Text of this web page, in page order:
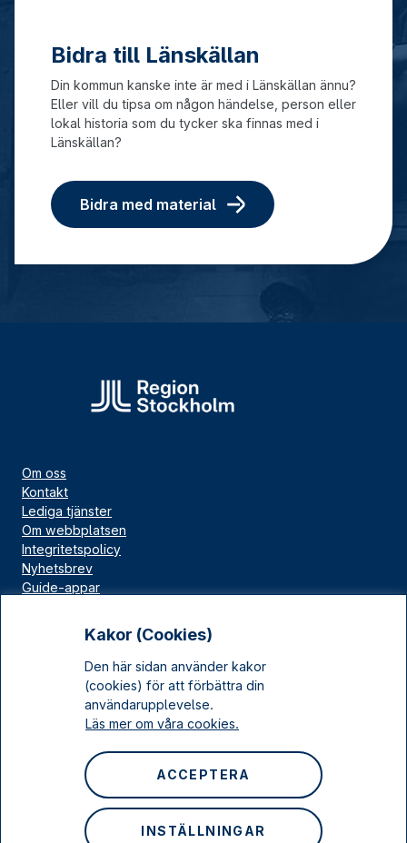
Kakor (Cookies)
Den här sidan använder kakor
(cookies) för att förbättra din
användarupplevelse.
Läs mer om våra cookies.
INSTÄLLNINGAR
ACCEPTERA
Bidra till Länskällan
Din kommun kanske inte är med i Länskällan ännu?
Eller vill du tipsa om någon händelse, person eller
lokal historia som du tycker ska finnas med i
Länskällan?
Bidra med material
Om oss
Kontakt
Lediga tjänster
Om webbplatsen
Integritetspolicy
Nyhetsbrev
Guide-appar
Kulturarv Stockholm
Sociala medier
Instagram
LinkedIn
YouTube